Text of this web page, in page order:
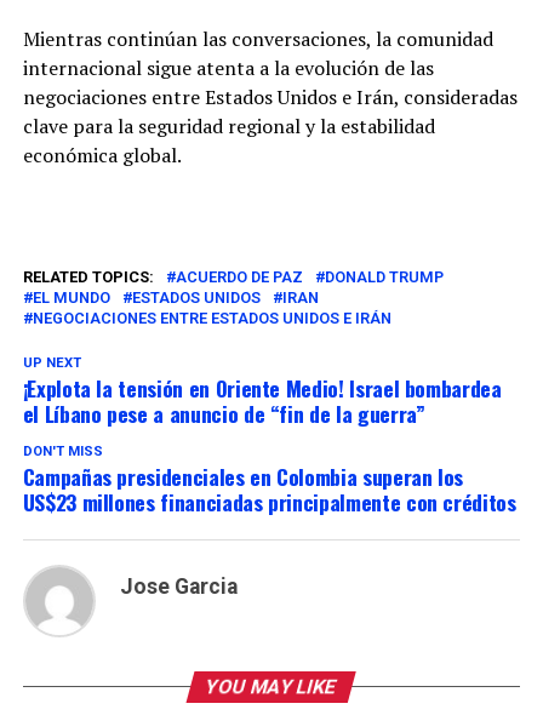
Mientras continúan las conversaciones, la comunidad
internacional sigue atenta a la evolución de las
negociaciones entre Estados Unidos e Irán, consideradas
clave para la seguridad regional y la estabilidad
económica global.
RELATED TOPICS: ACUERDO DE PAZ
DONALD TRUMP
EL MUNDO
ESTADOS UNIDOS
IRAN
NEGOCIACIONES ENTRE ESTADOS UNIDOS E IRÁN
UP NEXT
¡Explota la tensión en Oriente Medio! Israel bombardea
el Líbano pese a anuncio de “fin de la guerra”
DON'T MISS
Campañas presidenciales en Colombia superan los
US$23 millones financiadas principalmente con créditos
Jose Garcia
YOU MAY LIKE